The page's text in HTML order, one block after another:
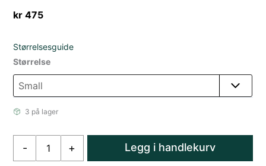
kr 475
Størrelsesguide
Størrelse
3 på lager
- + Legg i handlekurv